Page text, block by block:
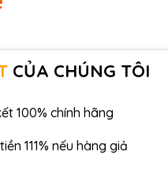
CỦA CHÚNG TÔI
100% chính hãng
111% nếu hàng giả